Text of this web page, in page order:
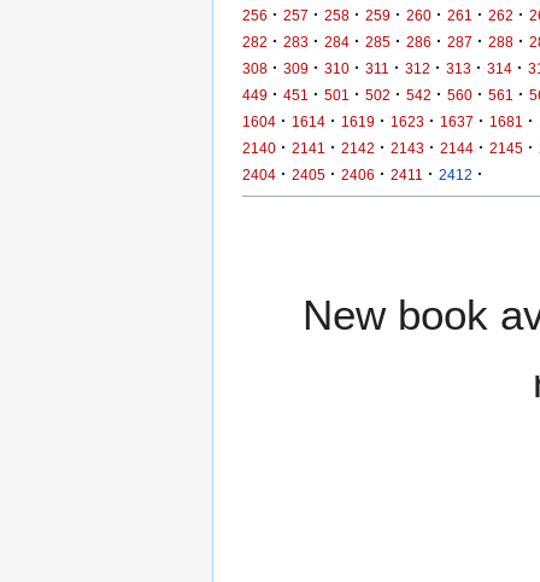
256 · 257 · 258 · 259 · 260 · 261 · 262 ·
282 · 283 · 284 · 285 · 286 · 287 · 288 ·
308 · 309 · 310 · 311 · 312 · 313 · 314 ·
449 · 451 · 501 · 502 · 542 · 560 · 561 ·
1604 · 1614 · 1619 · 1623 · 1637 · 1681 ·
2140 · 2141 · 2142 · 2143 · 2144 · 2145 ·
2404 · 2405 · 2406 · 2411 · 2412 ·
New book